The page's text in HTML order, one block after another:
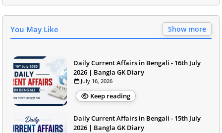
You May Like Show more
Daily Current Affairs in Bengali - 16th July
2026 | Bangla GK Diary
July 16, 2026
Keep reading
Daily Current Affairs in Bengali - 15th July
2026 | Bangla GK Diary